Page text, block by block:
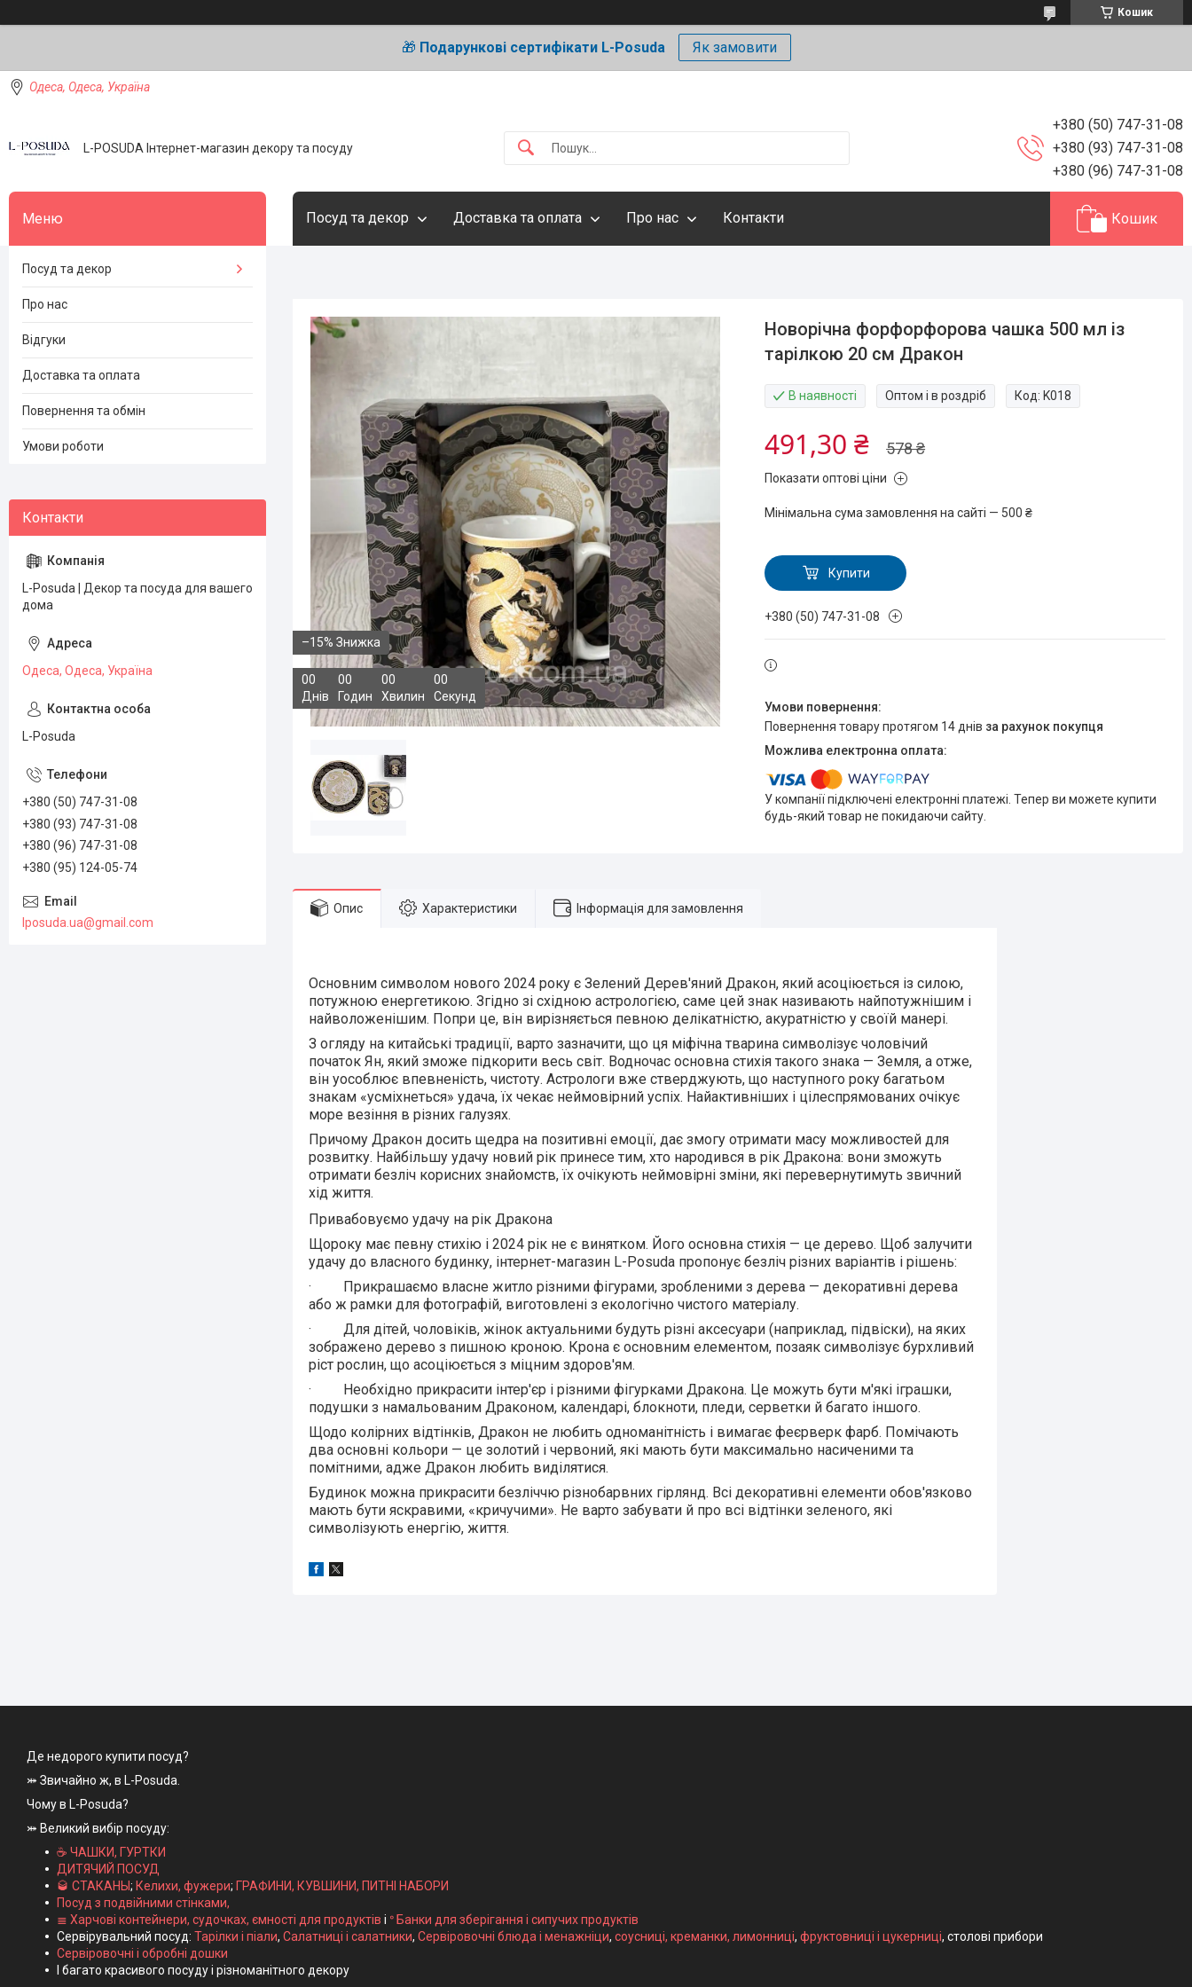
Кошик
🎁 Подарункові сертифікати L-Posuda Як замовити
Одеса, Одеса, Україна
L-POSUDA Інтернет-магазин декору та посуду
+380 (50) 747-31-08
+380 (93) 747-31-08
+380 (96) 747-31-08
Посуд та декор Доставка та оплата Про нас Контакти Кошик
–15%
00
Днів
00
Годин
00
Хвилин
00
Секунд
Новорічна форфорфорова чашка 500 мл із
тарілкою 20 см Дракон
В наявності Оптом і в роздріб Код: K018
578 ₴
491,30 ₴
Показати оптові ціни
Мінімальна сума замовлення на сайті — 500 ₴
Купити
+380 (50) 747-31-08
повернення товару протягом 14 днів за рахунок покупця
У компанії підключені електронні платежі. Тепер ви можете купити
будь-який товар не покидаючи сайту.
Опис Характеристики Інформація для замовлення
Основним символом нового 2024 року є Зелений Дерев'яний Дракон, який асоціюється із силою,
потужною енергетикою. Згідно зі східною астрологією, саме цей знак називають найпотужнішим і
найволоженішим. Попри це, він вирізняється певною делікатністю, акуратністю у своїй манері.
З огляду на китайські традиції, варто зазначити, що ця міфічна тварина символізує чоловічий
початок Ян, який зможе підкорити весь світ. Водночас основна стихія такого знака — Земля, а отже,
він уособлює впевненість, чистоту. Астрологи вже стверджують, що наступного року багатьом
знакам «усміхнеться» удача, їх чекає неймовірний успіх. Найактивніших і цілеспрямованих очікує
море везіння в різних галузях.
Причому Дракон досить щедра на позитивні емоції, дає змогу отримати масу можливостей для
розвитку. Найбільшу удачу новий рік принесе тим, хто народився в рік Дракона: вони зможуть
отримати безліч корисних знайомств, їх очікують неймовірні зміни, які перевернутимуть звичний
хід життя.
Привабовуємо удачу на рік Дракона
Щороку має певну стихію і 2024 рік не є винятком. Його основна стихія — це дерево. Щоб залучити
удачу до власного будинку, інтернет-магазин L-Posuda пропонує безліч різних варіантів і рішень:
· Прикрашаємо власне житло різними фігурами, зробленими з дерева — декоративні дерева
або ж рамки для фотографій, виготовлені з екологічно чистого матеріалу.
· Для дітей, чоловіків, жінок актуальними будуть різні аксесуари (наприклад, підвіски), на яких
зображено дерево з пишною кроною. Крона є основним елементом, позаяк символізує бурхливий
ріст рослин, що асоціюється з міцним здоров'ям.
· Необхідно прикрасити інтер'єр і різними фігурками Дракона. Це можуть бути м'які іграшки,
подушки з намальованим Драконом, календарі, блокноти, пледи, серветки й багато іншого.
Щодо колірних відтінків, Дракон не любить одноманітність і вимагає феєрверк фарб. Помічають
два основні кольори — це золотий і червоний, які мають бути максимально насиченими та
помітними, адже Дракон любить виділятися.
Будинок можна прикрасити безліччю різнобарвних гірлянд. Всі декоративні елементи обов'язково
мають бути яскравими, «кричучими». Не варто забувати й про всі відтінки зеленого, які
символізують енергію, життя.
Посуд та декор
Про нас
Відгуки
Доставка та оплата
Повернення та обмін
Умови роботи
L-Posuda | Декор та посуда для вашего
дома
Одеса, Одеса, Україна
L-Posuda
+380 (50) 747-31-08
+380 (93) 747-31-08
+380 (96) 747-31-08
+380 (95) 124-05-74
lposuda.ua@gmail.com
Де недорого купити посуд?
⤗ Звичайно ж, в L-Posuda.
Чому в L-Posuda?
⤗ Великий вибір посуду:
☕ ЧАШКИ, ГУРТКИ
ДИТЯЧИЙ ПОСУД
🥃 СТАКАНЫ; Келихи, фужери; ГРАФИНИ, КУВШИНИ, ПИТНІ НАБОРИ
Посуд з подвійними стінками,
≣ Харчові контейнери, судочках, ємності для продуктів і ᐤ Банки для зберігання і сипучих продуктів
Сервірувальний посуд: Тарілки і піали, Салатниці і салатники, Сервіровочні блюда і менажніци, соусниці, креманки, лимонниці, фруктовниці і цукерниці, столові прибори
Сервіровочні і обробні дошки
І багато красивого посуду і різноманітного декору